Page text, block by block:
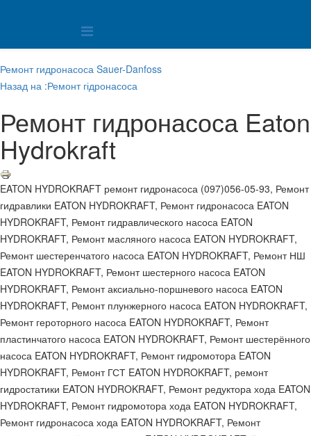
Ремонт гидронасоса Sauer-Danfoss
Назад на :Ремонт гідронасоса
Ремонт гидронасоса Eaton
Hydrokraft
EATON HYDROKRAFT ремонт гидронасоса (097)056-05-93, Ремонт
гидравлики EATON HYDROKRAFT, Ремонт гидронасоса EATON
HYDROKRAFT, Ремонт гидравлического насоса EATON
HYDROKRAFT, Ремонт масляного насоса EATON HYDROKRAFT,
Ремонт шестеренчатого насоса EATON HYDROKRAFT, Ремонт НШ
EATON HYDROKRAFT, Ремонт шестерного насоса EATON
HYDROKRAFT, Ремонт аксиально-поршневого насоса EATON
HYDROKRAFT, Ремонт плунжерного насоса EATON HYDROKRAFT,
Ремонт героторного насоса EATON HYDROKRAFT, Ремонт
пластинчатого насоса EATON HYDROKRAFT, Ремонт шестерённого
насоса EATON HYDROKRAFT, Ремонт гидромотора EATON
HYDROKRAFT, Ремонт ГСТ EATON HYDROKRAFT, ремонт
гидростатики EATON HYDROKRAFT, Ремонт редуктора хода EATON
HYDROKRAFT, Ремонт гидромотора хода EATON HYDROKRAFT,
Ремонт гидронасоса хода EATON HYDROKRAFT, Ремонт